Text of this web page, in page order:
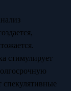
стимулирует
спекулятивные